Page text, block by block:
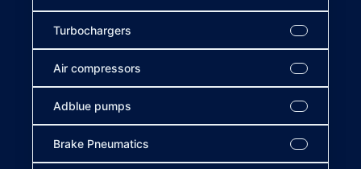
Turbochargers
Air compressors
Adblue pumps
Brake Pneumatics